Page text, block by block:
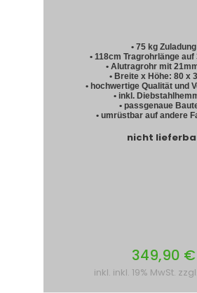
• 75 kg Zuladung
• 118cm Tragrohrlänge auf
• Alutragrohr mit
• Breite x Höhe: 80 x
• hochwertige Qualität und
• inkl.
• passgenaue
• umrüstbar auf andere
nicht
349,90 €
inkl. inkl. 19% MwSt. zzgl.